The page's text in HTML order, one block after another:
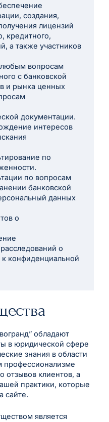
создания,
лицензий
кредитного,
а также участников
любым вопросам
с банковской
и рынка ценных
документации.
интересов
по
по вопросам
банковской
данных
о
о
конфиденциальной
обладают
в юридической сфере
знания в области
отзывов клиентов, а
практики, которые
сайте.
является